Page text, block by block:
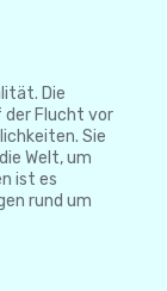
Die
der Flucht vor
Sie
Welt, um
ist es
rund um